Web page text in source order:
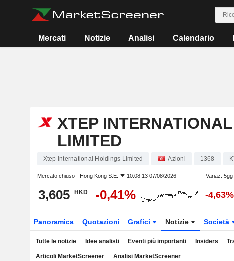
Mercati Notizie Analisi Calendario
XTEP
LIMITED
Xtep International Holdings Limited Azioni 1368
Mercato chiuso - Hong Kong S.E. 10:08:13 07/08/2026 Variaz. 5gg
3,605 HKD -0,41% -4,63%
Panoramica Quotazioni Grafici Notizie Società
Tutte le notizie Idee analisti Eventi più importanti Insiders
Articoli MarketScreener Analisi MarketScreener